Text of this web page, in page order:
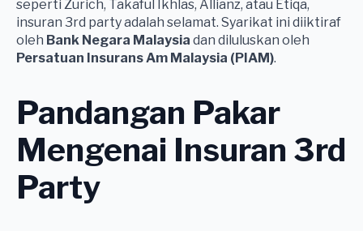
seperti Zurich, Takaful Ikhlas, Allianz, atau Etiqa,
insuran 3rd party adalah selamat. Syarikat ini diiktiraf
oleh Bank Negara Malaysia dan diluluskan oleh
Persatuan Insurans Am Malaysia (PIAM).
Pandangan Pakar
Mengenai Insuran 3rd
Party